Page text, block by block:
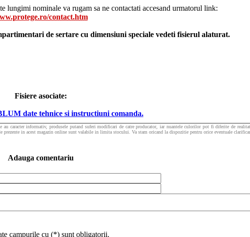
lungimi nominale va rugam sa ne contactati accesand urmatorul link:
contact.htm
de sertare cu dimensiuni speciale vedeti fisierul alaturat.
Fisiere asociate:
date tehnice si instructiuni comanda.
au caracter informativ, produsele putand suferi modificari de catre producator, iar nuantele culorilor pot fi diferite de
in acest magazin online sunt valabile in limita stocului. Va stam oricand la dispozitie pentru orice eventuale
Adauga comentariu
campurile cu (*) sunt obligatorii.